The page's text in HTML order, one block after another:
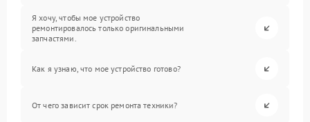
Я хочу, чтобы мое устройство
ремонтировалось только оригинальными
запчастями.
Как я узнаю, что мое устройство готово?
От чего зависит срок ремонта техники?